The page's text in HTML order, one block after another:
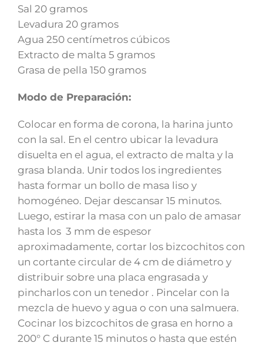
Sal 20 gramos
Levadura 20 gramos
Agua 250 centímetros cúbicos
Extracto de malta 5 gramos
Grasa de pella 150 gramos
Modo de Preparación:
Colocar en forma de corona, la harina junto
con la sal. En el centro ubicar la levadura
disuelta en el agua, el extracto de malta y la
grasa blanda. Unir todos los ingredientes
hasta formar un bollo de masa liso y
homogéneo. Dejar descansar 15 minutos.
Luego, estirar la masa con un palo de amasar
hasta los 3 mm de espesor
aproximadamente, cortar los bizcochitos con
un cortante circular de 4 cm de diámetro y
distribuir sobre una placa engrasada y
pincharlos con un tenedor . Pincelar con la
mezcla de huevo y agua o con una salmuera.
Cocinar los bizcochitos de grasa en horno a
200° C durante 15 minutos o hasta que estén